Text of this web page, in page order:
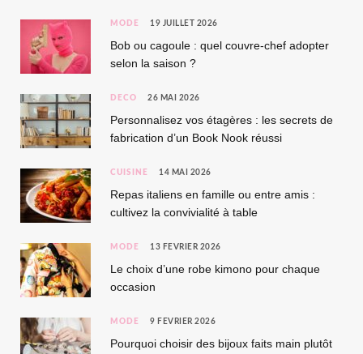
MODE 19 JUILLET 2026
Bob ou cagoule : quel couvre-chef adopter
selon la saison ?
DÉCO 26 MAI 2026
Personnalisez vos étagères : les secrets de
fabrication d’un Book Nook réussi
CUISINE 14 MAI 2026
Repas italiens en famille ou entre amis :
cultivez la convivialité à table
MODE 13 FÉVRIER 2026
Le choix d’une robe kimono pour chaque
occasion
MODE 9 FÉVRIER 2026
Pourquoi choisir des bijoux faits main plutôt